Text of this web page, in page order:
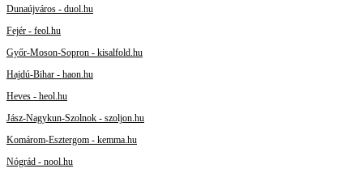
Dunaújváros - duol.hu
Fejér - feol.hu
Győr-Moson-Sopron - kisalfold.hu
Hajdú-Bihar - haon.hu
Heves - heol.hu
Jász-Nagykun-Szolnok - szoljon.hu
Komárom-Esztergom - kemma.hu
Nógrád - nool.hu